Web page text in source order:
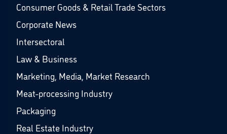
Consumer Goods & Retail Trade Sectors
Corporate News
Intersectoral
Law & Business
Marketing, Media, Market Research
Meat-processing Industry
Packaging
Real Estate Industry